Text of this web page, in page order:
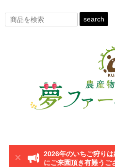
search
2026年のいちご狩り
にご来園頂き有難うご